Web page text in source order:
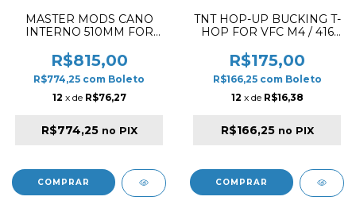
MASTER MODS CANO
INTERNO 510MM FOR
R$815,00
R$774,25 com Boleto
12 x de R$76,27
R$774,25 no PIX
TNT HOP-UP BUCKING T-
HOP FOR VFC M4 / 416
R$175,00
R$166,25 com Boleto
12 x de R$16,38
R$166,25 no PIX